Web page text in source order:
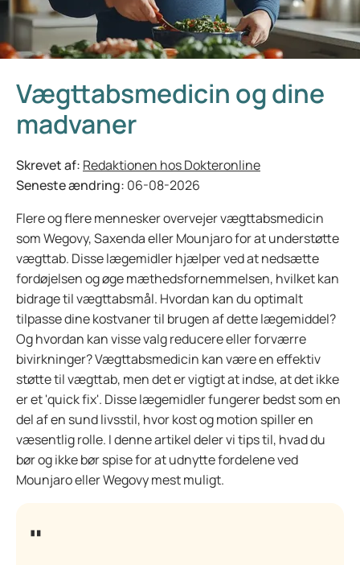
Vægttabsmedicin og dine
madvaner
Skrevet af: Redaktionen hos Dokteronline
Seneste ændring: 06-08-2026
Flere og flere mennesker overvejer vægttabsmedicin
som Wegovy, Saxenda eller Mounjaro for at understøtte
vægttab. Disse lægemidler hjælper ved at nedsætte
fordøjelsen og øge mæthedsfornemmelsen, hvilket kan
bidrage til vægttabsmål. Hvordan kan du optimalt
tilpasse dine kostvaner til brugen af dette lægemiddel?
Og hvordan kan visse valg reducere eller forværre
bivirkninger? Vægttabsmedicin kan være en effektiv
støtte til vægttab, men det er vigtigt at indse, at det ikke
er et 'quick fix'. Disse lægemidler fungerer bedst som en
del af en sund livsstil, hvor kost og motion spiller en
væsentlig rolle. I denne artikel deler vi tips til, hvad du
bør og ikke bør spise for at udnytte fordelene ved
Mounjaro eller Wegovy mest muligt.